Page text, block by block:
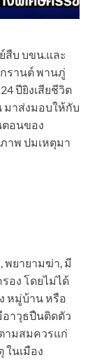
สืบ บขน.และ
รานต์ พานภู่
ปียิงเสียชีวิต
มาส่งมอบให้กับ
อนของ
าพ ปมเหตุมา
พยายามฆ่า, มี
อง โดยไม่ได้
หมู่บ้าน หรือ
าวุธปืนติดตัว
ามสมควรแก่
ในเมือง